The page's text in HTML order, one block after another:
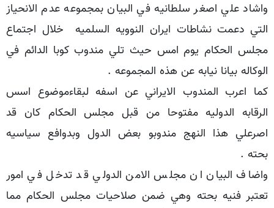
واشاد علي اصغر سلطانيه في البيان بمجموعه عدم الانحياز
التي دعمت نشاطات ايران النوويه السلميه خلال اجتماع
مجلس الحكام يوم امس حيث تلي مندوب كوبا الدائم في
الوكاله بيانا نيابه عن هذه المجموعه .
كما اعرب المندوب الايراني عن اسفه لبقاءموضوع اسس
الرقابه الدوليه مفتوحا من قبل مجلس الحكام كان قد
اصرعلي هذا النهج مندوبو بعض الدول وبدوافع سياسيه
بحته .
واضاف البيان ان مجلس الامن الدولي قد تدخل في امور
تعتبر فنيه بحته وهي ضمن صلاحيات مجلس الحكام مما